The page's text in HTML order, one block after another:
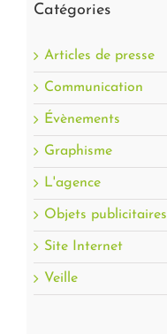
Catégories
Articles de presse
Communication
Évènements
Graphisme
L'agence
Objets publicitaires
Site Internet
Veille